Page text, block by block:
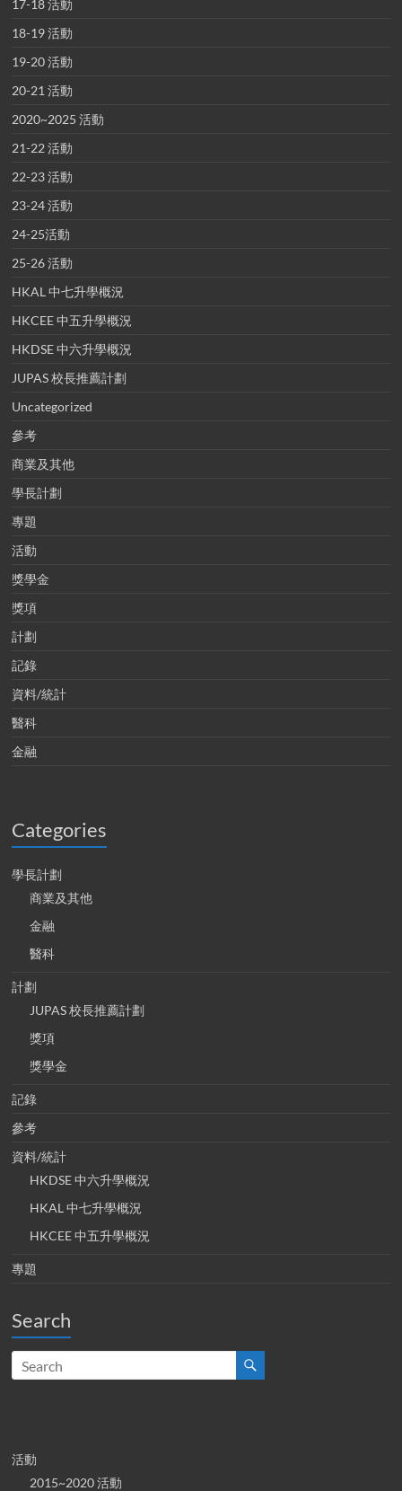
17-18 活動
18-19 活動
19-20 活動
20-21 活動
2020~2025 活動
21-22 活動
22-23 活動
23-24 活動
24-25活動
25-26 活動
HKAL 中七升學概況
HKCEE 中五升學概況
HKDSE 中六升學概況
JUPAS 校長推薦計劃
Uncategorized
參考
商業及其他
學長計劃
專題
活動
獎學金
獎項
計劃
記錄
資料/統計
醫科
金融
Categories
學長計劃
商業及其他
金融
醫科
計劃
JUPAS 校長推薦計劃
獎項
獎學金
記錄
參考
資料/統計
HKDSE 中六升學概況
HKAL 中七升學概況
HKCEE 中五升學概況
專題
Search
活動
2015~2020 活動